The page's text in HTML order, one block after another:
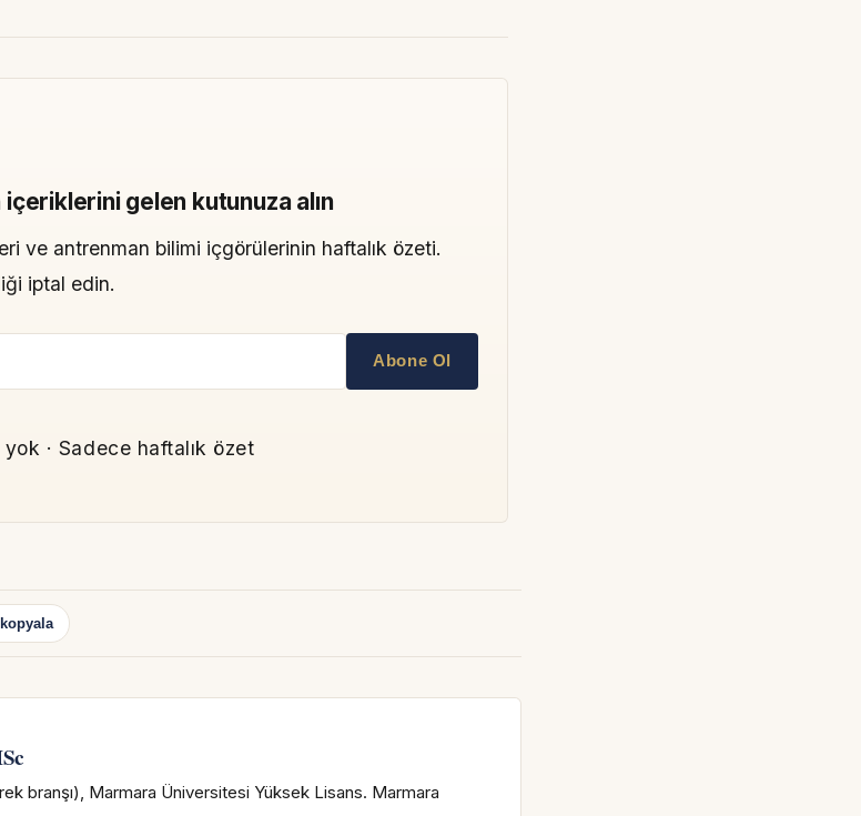
gelen kutunuza alın
ve antrenman bilimi içgörülerinin haftalık özeti.
iptal edin.
Abone Ol
yok · Sadece haftalık özet
branşı), Marmara Üniversitesi Yüksek Lisans. Marmara